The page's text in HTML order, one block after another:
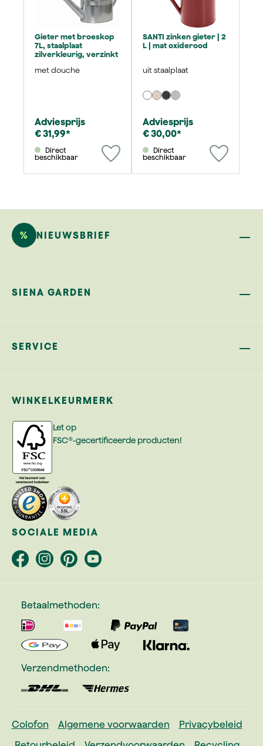
Gieter met broeskop
7L, staalplaat
zilverkleurig, verzinkt
met douche
Adviesprijs
€ 31,99*
beschikbaar
SANTI zinken gieter | 2
L | mat oxiderood
uit staalplaat
Adviesprijs
€ 30,00*
beschikbaar
% NIEUWSBRIEF
SIENA GARDEN
SERVICE
WINKELKEURMERK
Let op
FSC®-gecertificeerde producten!
SOCIALE MEDIA
Betaalmethoden:
Verzendmethoden:
Colofon Algemene voorwaarden
Privacybeleid